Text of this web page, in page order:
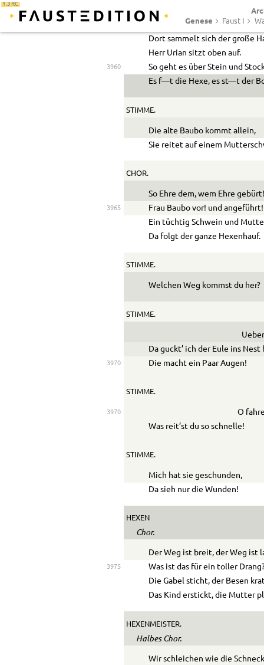
1.3 RC
Genese
Faust I
Die Hexen zu dem Brocken
Die Stoppel ist gelb die Saat
Dort sammelt sich der große
Herr Urian sitzt oben auf.
3960
So geht es über Stein und
Es f—t die Hexe, es st—t der
STIMME.
Die alte Baubo kommt allein,
Sie reitet auf einem
CHOR.
So Ehre dem, wem Ehre
3965
Frau Baubo vor! und angeführt!
Ein tüchtig Schwein und
Da folgt der ganze Hexenhauf.
STIMME.
Welchen Weg kommst du her?
STIMME.
Da guckt’ ich der Eule ins Nest
3970 Die macht ein Paar Augen!
STIMME.
3970
O
Was reit’st du so schnelle!
STIMME.
Mich hat sie geschunden,
Da sieh nur die Wunden!
HEXEN
Chor.
Der Weg ist breit, der Weg ist
3975
Was ist das für ein toller
Die Gabel sticht, der Besen
Das Kind erstickt, die Mutter
HEXENMEISTER.
Halbes Chor.
Wir schleichen wie die